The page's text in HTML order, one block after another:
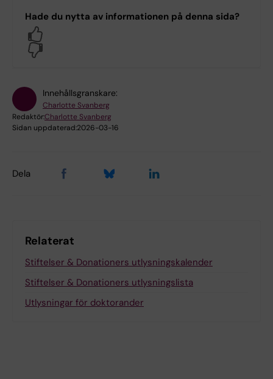
Hade du nytta av informationen på denna sida?
Innehållsgranskare:
Charlotte Svanberg
Redaktör:Charlotte Svanberg
Sidan uppdaterad:2026-03-16
Dela
Relaterat
Stiftelser & Donationers utlysningskalender
Stiftelser & Donationers utlysningslista
Utlysningar för doktorander